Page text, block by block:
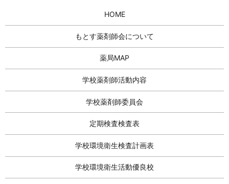
HOME
もとす薬剤師会について
薬局MAP
学校薬剤師活動内容
学校薬剤師委員会
定期検査検査表
学校環境衛生検査計画表
学校環境衛生活動優良校